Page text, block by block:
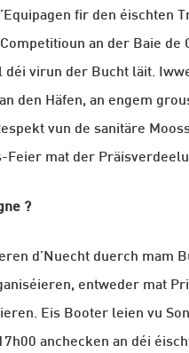
fir den éischten
an der Baie
virun der Bucht läit.
den Häfen, an engem
vun de sanitäre
Feier mat der
?
d’Nuecht duerch mam
entweder mat
Eis Booter leien vu
anchecken an déi